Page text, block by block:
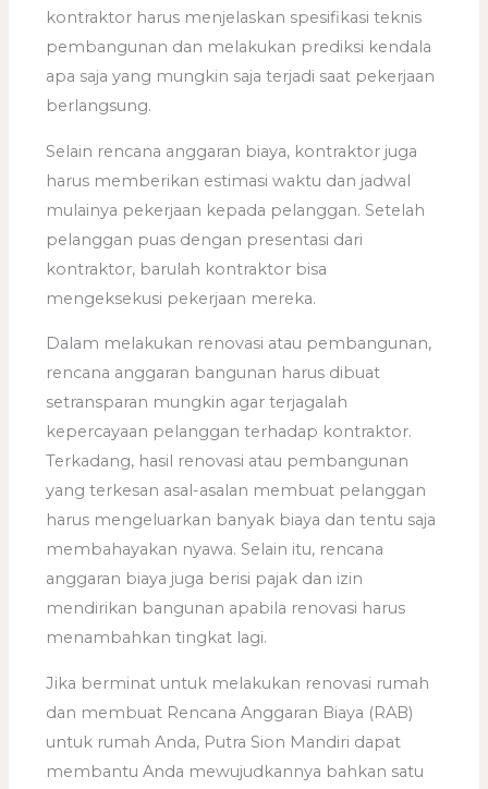
kontraktor harus menjelaskan spesifikasi teknis
pembangunan dan melakukan prediksi kendala
apa saja yang mungkin saja terjadi saat pekerjaan
berlangsung.
Selain rencana anggaran biaya, kontraktor juga
harus memberikan estimasi waktu dan jadwal
mulainya pekerjaan kepada pelanggan. Setelah
pelanggan puas dengan presentasi dari
kontraktor, barulah kontraktor bisa
mengeksekusi pekerjaan mereka.
Dalam melakukan renovasi atau pembangunan,
rencana anggaran bangunan harus dibuat
setransparan mungkin agar terjagalah
kepercayaan pelanggan terhadap kontraktor.
Terkadang, hasil renovasi atau pembangunan
yang terkesan asal-asalan membuat pelanggan
harus mengeluarkan banyak biaya dan tentu saja
membahayakan nyawa. Selain itu, rencana
anggaran biaya juga berisi pajak dan izin
mendirikan bangunan apabila renovasi harus
menambahkan tingkat lagi.
Jika berminat untuk melakukan renovasi rumah
dan membuat Rencana Anggaran Biaya (RAB)
untuk rumah Anda, Putra Sion Mandiri dapat
membantu Anda mewujudkannya bahkan satu